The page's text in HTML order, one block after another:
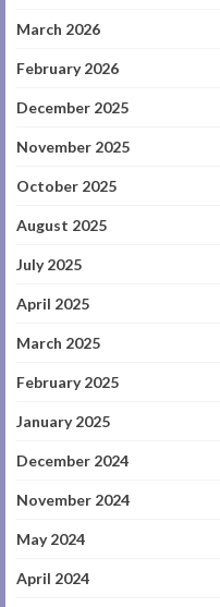
March 2026
February 2026
December 2025
November 2025
October 2025
August 2025
July 2025
April 2025
March 2025
February 2025
January 2025
December 2024
November 2024
May 2024
April 2024